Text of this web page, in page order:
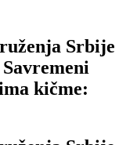
Srbije
kičme: